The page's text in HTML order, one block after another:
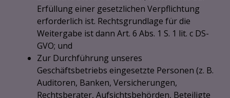
Erfüllung einer gesetzlichen Verpflichtung
erforderlich ist. Rechtsgrundlage für die
Weitergabe ist dann Art. 6 Abs. 1 S. 1 lit. c DS-
GVO; und
Zur Durchführung unseres
Geschäftsbetriebs eingesetzte Personen (z. B.
Auditoren, Banken, Versicherungen,
Rechtsberater, Aufsichtsbehörden, Beteiligte